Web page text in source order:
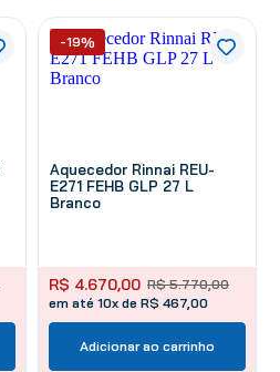
Aquecedor Rinnai REU-
E271 FEHB GLP 27 L
Branco
R$ 5.770,00
R$ 4.670,00
em até 10x de R$ 467,00
-19%
Adicionar ao carrinho